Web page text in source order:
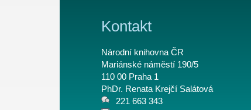
Kontakt
Národní knihovna ČR
Mariánské náměstí 190/5
110 00 Praha 1
PhDr. Renata Krejčí Salátová
221 663 343